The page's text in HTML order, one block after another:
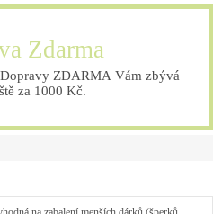
Zdarma
ZDARMA Vám zbývá
za 1000 Kč.